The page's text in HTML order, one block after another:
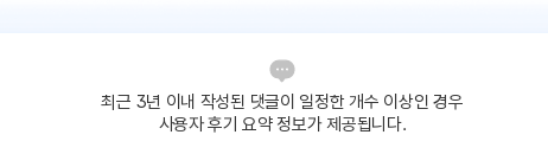
최근 3년 이내 작성된 댓글이 일정한 개수 이상인 경우
사용자 후기 요약 정보가 제공됩니다.